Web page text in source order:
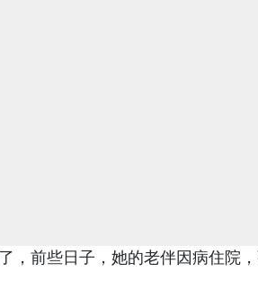
，前些日子，她的老伴因病住院